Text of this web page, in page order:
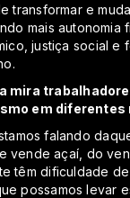
transformar e
mais autonomia
justiça social e
mira
em diferentes
falando
vende açaí, do
têm dificuldade
possamos levar